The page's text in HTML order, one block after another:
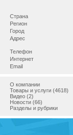
Страна
Регион
Город
Адрес
Телефон
Интернет
Email
О компании
Товары и услуги (4618)
Видео (2)
Новости (66)
Разделы и рубрики